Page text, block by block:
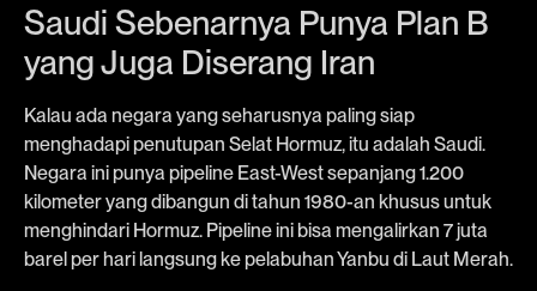
Saudi Sebenarnya Punya Plan B
yang Juga Diserang Iran
Kalau ada negara yang seharusnya paling siap
menghadapi penutupan Selat Hormuz, itu adalah Saudi.
Negara ini punya pipeline East-West sepanjang 1.200
kilometer yang dibangun di tahun 1980-an khusus untuk
menghindari Hormuz. Pipeline ini bisa mengalirkan 7 juta
barel per hari langsung ke pelabuhan Yanbu di Laut Merah.